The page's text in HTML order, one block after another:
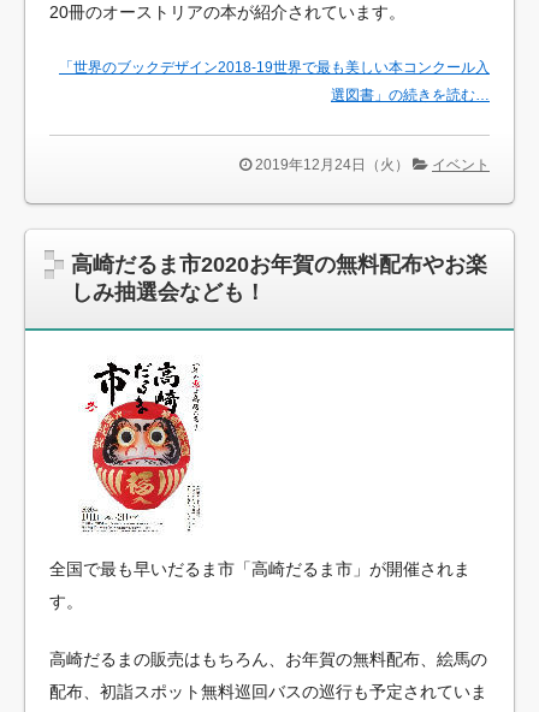
20冊のオーストリアの本が紹介されています。
「世界のブックデザイン2018-19世界で最も美しい本コンクール入
選図書」の続きを読む…
2019年12月24日（火） イベント
高崎だるま市2020お年賀の無料配布やお楽
しみ抽選会なども！
全国で最も早いだるま市「高崎だるま市」が開催されま
す。
高崎だるまの販売はもちろん、お年賀の無料配布、絵馬の
配布、初詣スポット無料巡回バスの巡行も予定されていま